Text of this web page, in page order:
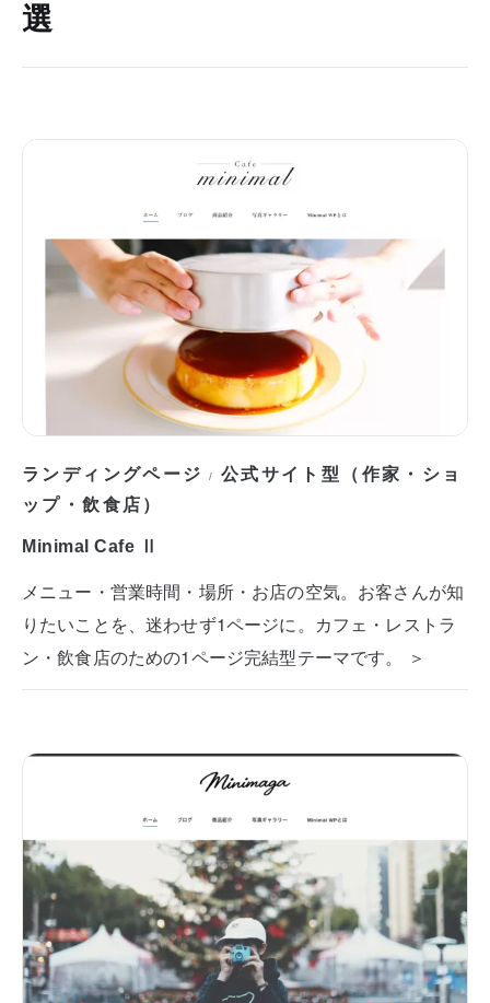
選
ランディングページ / 公式サイト型（作家・ショ
ップ・飲食店）
Minimal Cafe Ⅱ
メニュー・営業時間・場所・お店の空気。お客さんが知
りたいことを、迷わせず1ページに。カフェ・レストラ
ン・飲食店のための1ページ完結型テーマです。 ＞